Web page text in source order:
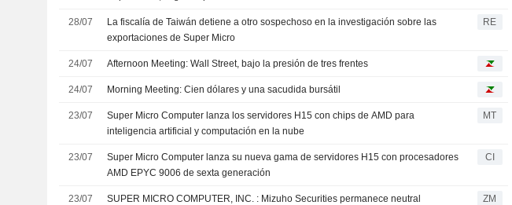
28/07
La fiscalía de Taiwán detiene a otro sospechoso en la investigación sobre las
exportaciones de Super Micro
RE
24/07 Afternoon Meeting: Wall Street, bajo la presión de tres frentes
24/07 Morning Meeting: Cien dólares y una sacudida bursátil
23/07
Super Micro Computer lanza los servidores H15 con chips de AMD para
inteligencia artificial y computación en la nube
MT
23/07
Super Micro Computer lanza su nueva gama de servidores H15 con procesadores
AMD EPYC 9006 de sexta generación
CI
23/07 SUPER MICRO COMPUTER, INC. : Mizuho Securities permanece neutral ZM